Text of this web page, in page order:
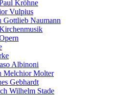
Kröhne
Vulpius
Gottlieb Naumann
Albinoni
Melchior Molter
Gebhardt
Wilhelm Stade